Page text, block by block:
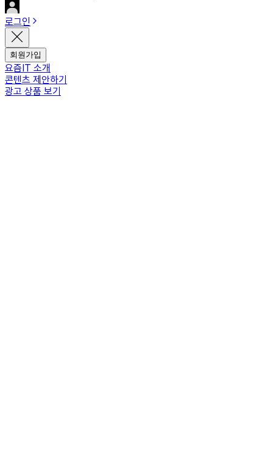
로그인
회원가입
요즘IT 소개
콘텐츠 제안하기
광고 상품 보기